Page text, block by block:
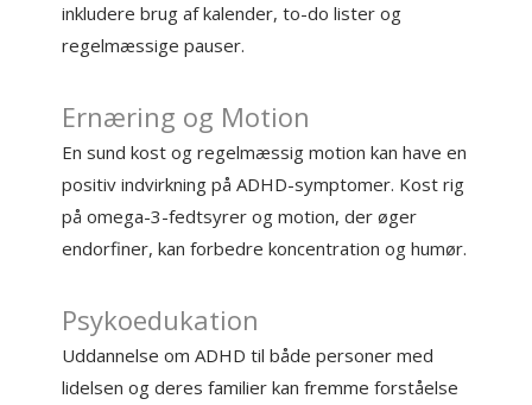
inkludere brug af kalender, to-do lister og
regelmæssige pauser.
Ernæring og Motion
En sund kost og regelmæssig motion kan have en
positiv indvirkning på ADHD-symptomer. Kost rig
på omega-3-fedtsyrer og motion, der øger
endorfiner, kan forbedre koncentration og humør.
Psykoedukation
Uddannelse om ADHD til både personer med
lidelsen og deres familier kan fremme forståelse